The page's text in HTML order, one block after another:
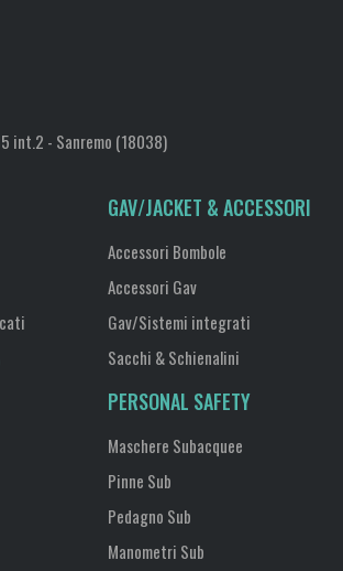
int.2 - Sanremo (18038)
GAV/JACKET & ACCESSORI
Accessori Bombole
Accessori Gav
Gav/Sistemi integrati
Sacchi & Schienalini
PERSONAL SAFETY
Maschere Subacquee
Pinne Sub
Pedagno Sub
Manometri Sub